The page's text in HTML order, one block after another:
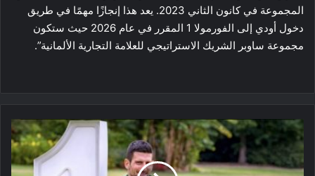
المجموعة في كانون الثاني 2023. يعد هذا إنجازًا مهمًا في طريق
دخول أودي إلى الفورمولا 1 المقرر في عام 2026 حيث ستكون
مجموعة ​ساوبر​ الشريك الاستراتيجي للعلامة التجارية الألمانية”.
ديوكوفيتش
يعود
لصدارة
التصنيف